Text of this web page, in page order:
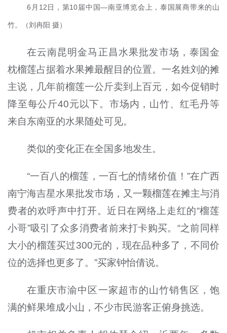
6月12日，第10届中国—南亚博览会上，泰国展商带来的山
竹。（刘冉阳 摄）
在云南昆明金马正昌水果批发市场，泰国金
枕榴莲占据着水果摊最醒目的位置。一名姓刘的摊
主说，几年前榴莲一公斤卖到上百元，如今促销时
降至每公斤40元以下。市场内，山竹、红毛丹等
来自东南亚的水果随处可见。
类似的变化正在全国多地发生。
“一百八的榴莲，一百七的情绪价值！”在广西
南宁海吉星水果批发市场，又一颗榴莲在摊主与消
费者的欢呼声中打开。近日在网络上走红的“榴莲
小哥”吸引了众多消费者前来打卡购买。“之前同样
大小的榴莲买过300元的，现在品种多了，不同价
位的选择也更多了。”买家钟怡倩说。
在重庆市渝中区一家超市的山竹销售区，饱
满的鲜果堆成小山，不少市民游客正俯身挑选。